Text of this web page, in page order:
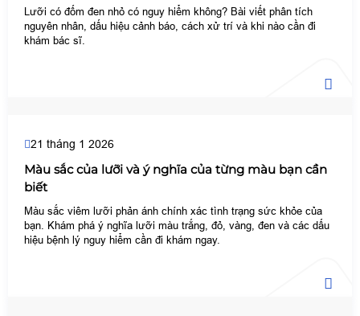
Lưỡi có đốm đen nhỏ có nguy hiểm không? Bài viết phân tích
nguyên nhân, dấu hiệu cảnh báo, cách xử trí và khi nào cần đi
khám bác sĩ.
21 tháng 1 2026
Màu sắc của lưỡi và ý nghĩa của từng màu bạn cần
biết
Màu sắc viêm lưỡi phản ánh chính xác tình trạng sức khỏe của
bạn. Khám phá ý nghĩa lưỡi màu trắng, đỏ, vàng, đen và các dấu
hiệu bệnh lý nguy hiểm cần đi khám ngay.